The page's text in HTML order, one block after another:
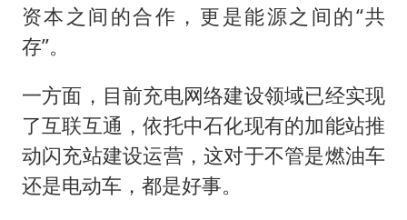
资本之间的合作，更是能源之间的“共
存”。
一方面，目前充电网络建设领域已经实现
了互联互通，依托中石化现有的加能站推
动闪充站建设运营，这对于不管是燃油车
还是电动车，都是好事。